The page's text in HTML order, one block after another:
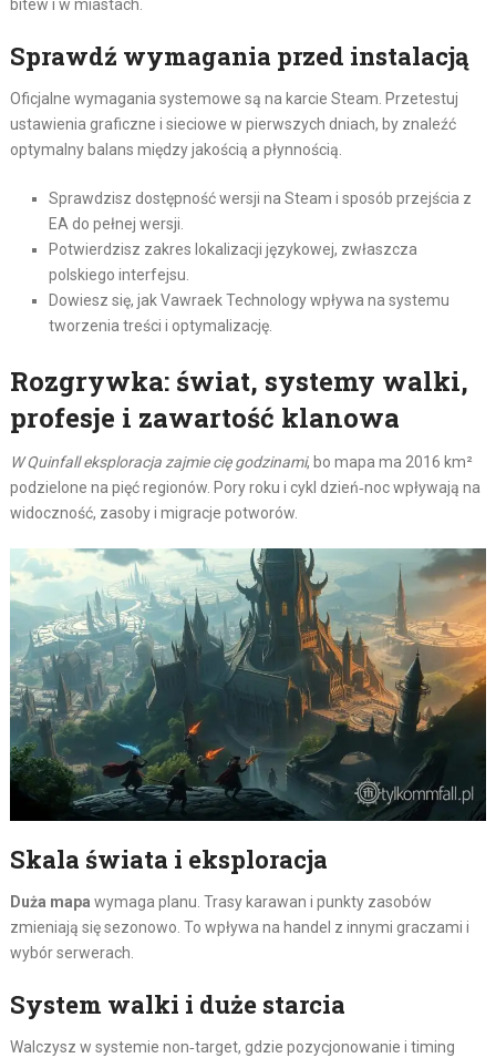
bitew i w miastach.
Sprawdź wymagania przed instalacją
Oficjalne wymagania systemowe są na karcie Steam. Przetestuj
ustawienia graficzne i sieciowe w pierwszych dniach, by znaleźć
optymalny balans między jakością a płynnością.
Sprawdzisz dostępność wersji na Steam i sposób przejścia z
EA do pełnej wersji.
Potwierdzisz zakres lokalizacji językowej, zwłaszcza
polskiego interfejsu.
Dowiesz się, jak Vawraek Technology wpływa na systemu
tworzenia treści i optymalizację.
Rozgrywka: świat, systemy walki,
profesje i zawartość klanowa
W Quinfall eksploracja zajmie cię godzinami, bo mapa ma 2016 km²
podzielone na pięć regionów. Pory roku i cykl dzień‑noc wpływają na
widoczność, zasoby i migracje potworów.
Skala świata i eksploracja
Duża mapa wymaga planu. Trasy karawan i punkty zasobów
zmieniają się sezonowo. To wpływa na handel z innymi graczami i
wybór serwerach.
System walki i duże starcia
Walczysz w systemie non‑target, gdzie pozycjonowanie i timing